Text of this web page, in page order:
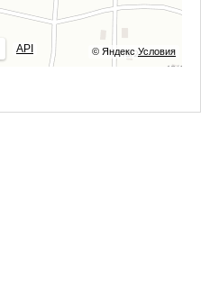
© Яндекс Условия
API